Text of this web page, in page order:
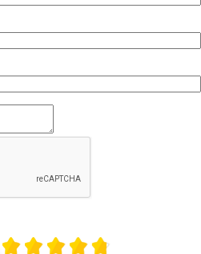
Průměrné hodnocení 4.8 z 5